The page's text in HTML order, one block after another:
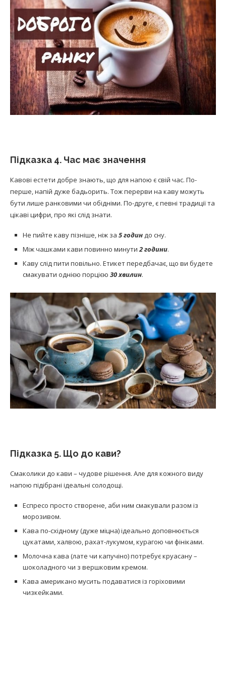
Підказка 4. Час має значення
Кавові естети добре знають, що для напою є свій час. По-
перше, напій дуже бадьорить. Тож перерви на каву можуть
бути лише ранковими чи обідніми. По-друге, є певні традиції та
цікаві цифри, про які слід знати.
Не пийте каву пізніше, ніж за 5 годин до сну.
Між чашками кави повинно минути 2 години.
Каву слід пити повільно. Етикет передбачає, що ви будете
смакувати однією порцією 30 хвилин.
Підказка 5. Що до кави?
Смаколики до кави – чудове рішення. Але для кожного виду
напою підібрані ідеальні солодощі.
Еспресо просто створене, аби ним смакували разом із
морозивом.
Кава по-східному (дуже міцна) ідеально доповнюється
цукатами, халвою, рахат-лукумом, курагою чи фініками.
Молочна кава (лате чи капучіно) потребує круасану –
шоколадного чи з вершковим кремом.
Кава американо мусить подаватися із горіховими
чизкейками.